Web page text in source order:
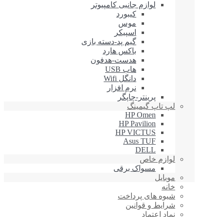
لوازم جانبی کامپیوتر
کیبورد
موس
اسپیکر
گیم پد-دسته بازی
باکس هارد
هدست-هدفون
هاب USB
دانگل Wifi
نرم افزار
پرینتر-چاپگر
لپ تاپ گیمینگ
HP Omen
HP Pavilion
HP VICTUS
Asus TUF
DELL
لوازم خاص
مسواک برقی
موبایل
خانه
شیوه های پرداخت
شرایط و قوانین
نماد اعتماد